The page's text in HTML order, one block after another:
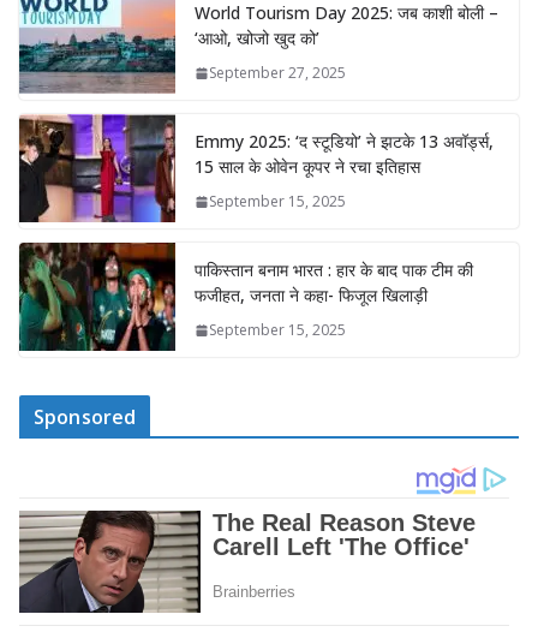
World Tourism Day 2025: जब काशी बोली –
‘आओ, खोजो खुद को’
September 27, 2025
Emmy 2025: ‘द स्टूडियो’ ने झटके 13 अवॉर्ड्स,
15 साल के ओवेन कूपर ने रचा इतिहास
September 15, 2025
पाकिस्तान बनाम भारत : हार के बाद पाक टीम की
फजीहत, जनता ने कहा- फिजूल खिलाड़ी
September 15, 2025
Sponsored